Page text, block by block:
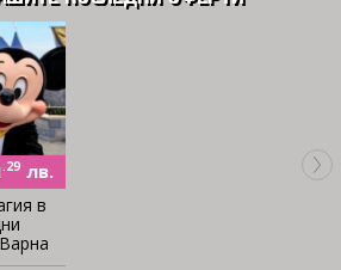
.29 лв.
в